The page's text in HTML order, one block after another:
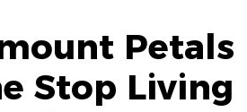
Petals
Stop Living